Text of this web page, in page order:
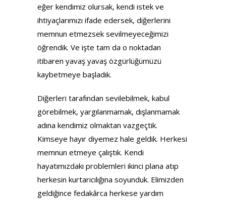
eğer kendimiz olursak, kendi istek ve
ihtiyaçlarımızı ifade edersek, diğerlerini
memnun etmezsek sevilmeyeceğimizi
öğrendik. Ve işte tam da o noktadan
itibaren yavaş yavaş özgürlüğümüzü
kaybetmeye başladık.
Diğerleri tarafından sevilebilmek, kabul
görebilmek, yargılanmamak, dışlanmamak
adına kendimiz olmaktan vazgeçtik.
Kimseye hayır diyemez hale geldik. Herkesi
memnun etmeye çalıştık. Kendi
hayatımızdaki problemleri ikinci plana atıp
herkesin kurtarıcılığına soyunduk. Elimizden
geldiğince fedakârca herkese yardım